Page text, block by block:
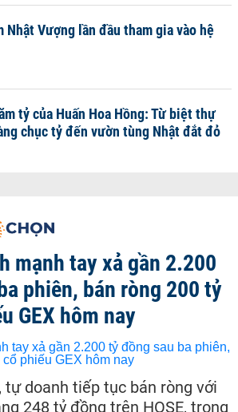
Nhật Vượng lần đầu tham gia vào hệ
tỷ của Huấn Hoa Hồng: Từ biệt thự
chục tỷ đến vườn tùng Nhật đắt đỏ
mạnh tay xả gần 2.200
phiên, bán ròng 200 tỷ
GEX hôm nay
tự doanh tiếp tục bán ròng với
248 tỷ đồng trên HOSE, trong